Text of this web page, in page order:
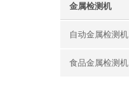
金属检测机
自动金属检测机
食品金属检测机